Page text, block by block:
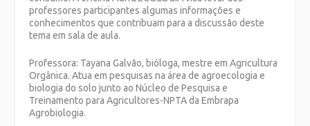
professores participantes algumas informações e
conhecimentos que contribuam para a discussão deste
tema em sala de aula.
Professora: Tayana Galvão, bióloga, mestre em Agricultura
Orgânica. Atua em pesquisas na área de agroecologia e
biologia do solo junto ao Núcleo de Pesquisa e
Treinamento para Agricultores-NPTA da Embrapa
Agrobiologia.